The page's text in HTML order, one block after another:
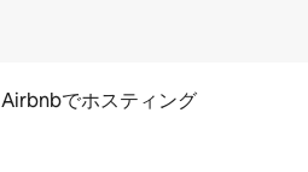
Airbnbでホスティング